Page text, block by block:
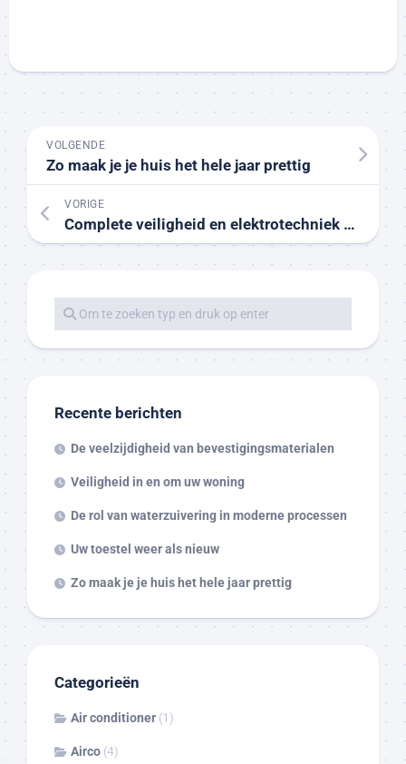
VOLGENDE
Zo maak je je huis het hele jaar prettig
VORIGE
Complete veiligheid en elektrotechniek voor uw woning
Recente berichten
De veelzijdigheid van bevestigingsmaterialen
Veiligheid in en om uw woning
De rol van waterzuivering in moderne processen
Uw toestel weer als nieuw
Zo maak je je huis het hele jaar prettig
Categorieën
Air conditioner (1)
Airco (4)